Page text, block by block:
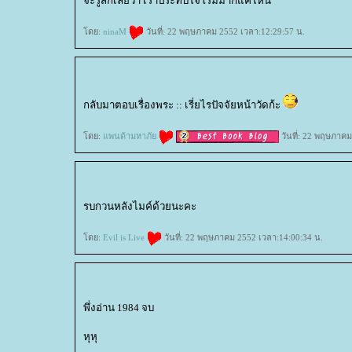
ดย: ninaM วันที่: 22 พฤษภาคม 2552 เวลา:12:29:57 น.
กลับมาตอบเรื่องพระ :: เรี่ยไรปัจจัยหน้าวัดก้ะ
ดย: พนด้ามหาภั วันที่: 22 พฤษภาคม
รบกวนหลังไมค์ด้วยนะคะ
ดย: Evil is Live วันที่: 22 พฤษภาคม 2552 เวลา:14:00:34 น.
พึ่งอ่าน 1984 จบ
หุหุ